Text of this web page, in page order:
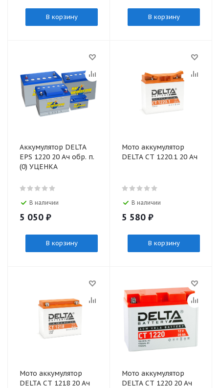
В корзину В корзину
Аккумулятор DELTA
EPS 1220 20 Ач обр. п.
(0) УЦЕНКА
В наличии
5 050 ₽
В корзину
Мото аккумулятор
DELTA CT 1220.1 20 Ач
В наличии
5 580 ₽
В корзину
Мото аккумулятор
DELTA CT 1218 20 Ач
Мото аккумулятор
DELTA CT 1220 20 Ач